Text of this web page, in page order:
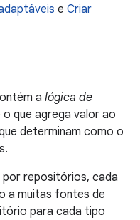
e Criar
a lógica de
que agrega valor ao
determinam como o
repositórios, cada
a muitas fontes de
para cada tipo